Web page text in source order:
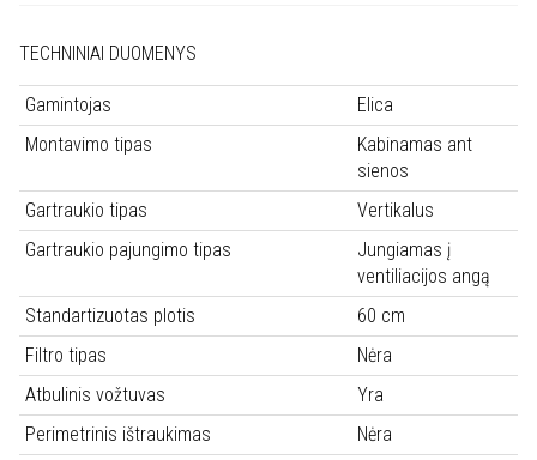
TECHNINIAI DUOMENYS
Gamintojas
Elica
Montavimo tipas
Kabinamas ant
sienos
Gartraukio tipas
Vertikalus
Gartraukio pajungimo tipas
Jungiamas į
ventiliacijos angą
Standartizuotas plotis
60 cm
Filtro tipas
Nėra
Atbulinis vožtuvas
Yra
Perimetrinis ištraukimas
Nėra